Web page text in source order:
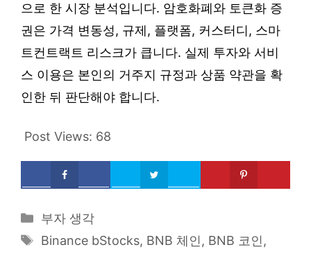
으로 한 시장 분석입니다. 암호화폐와 토큰화 증
권은 가격 변동성, 규제, 플랫폼, 커스터디, 스마
트컨트랙트 리스크가 큽니다. 실제 투자와 서비
스 이용은 본인의 거주지 규정과 상품 약관을 확
인한 뒤 판단해야 합니다.
Post Views: 68
Categories
부자 생각
Tags
Binance bStocks, BNB 체인, BNB 코인,